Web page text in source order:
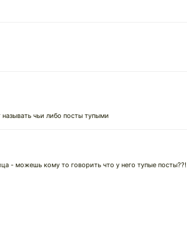
чьи либо посты тупыми
- можешь кому то говорить что у него тупые посты??!